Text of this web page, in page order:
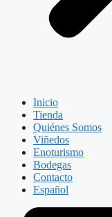
Inicio
Tienda
Quiénes Somos
Viñedos
Enoturismo
Bodegas
Contacto
Español